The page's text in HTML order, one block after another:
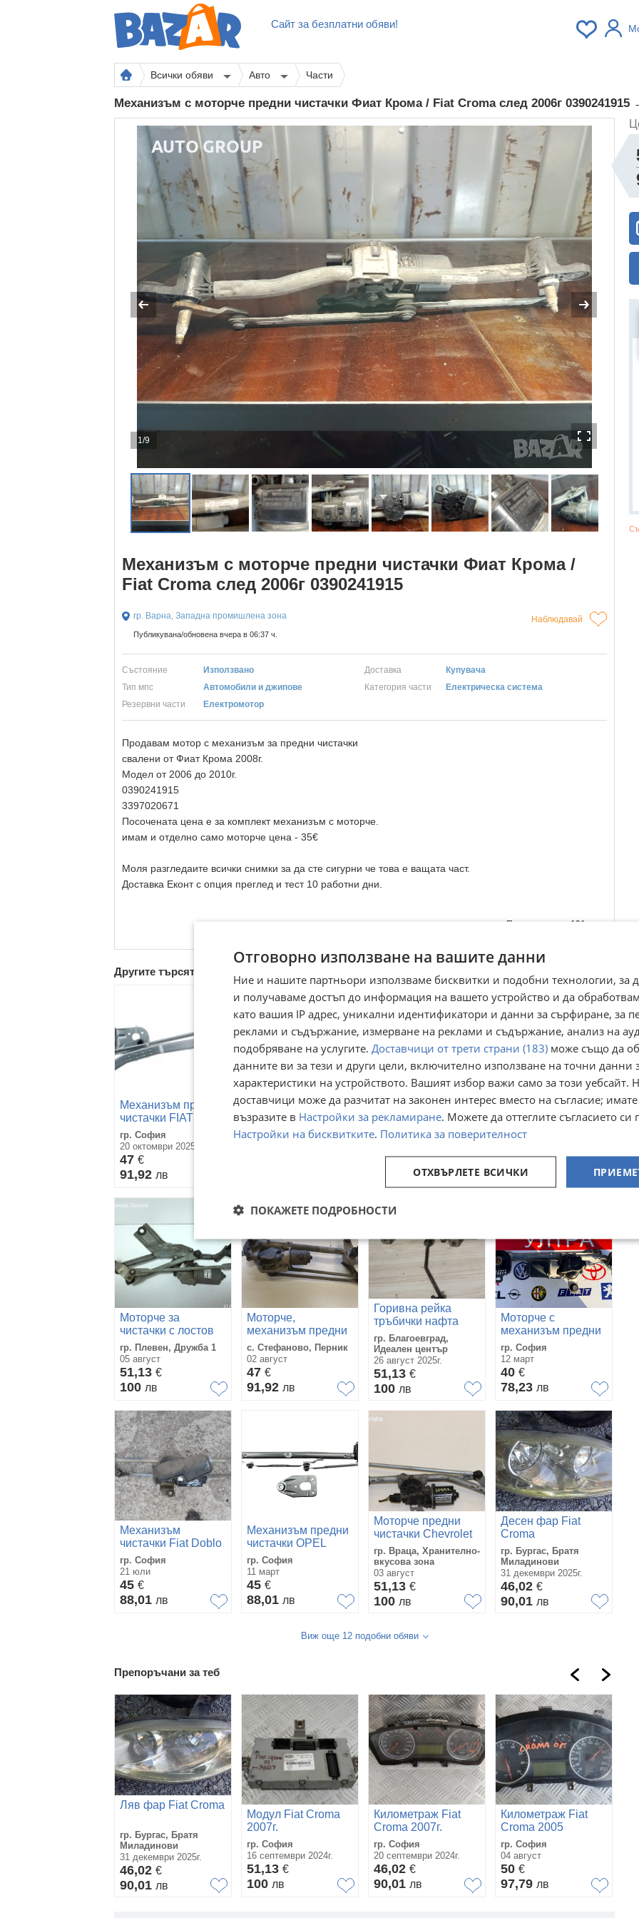
Сайт за безплатни обяви!
Всички обяви Авто Части
Механизъм с моторче предни чистачки Фиат Крома / Fiat Croma след 2006г
1/9
Механизъм с моторче предни чистачки Фиат Крома /
Fiat Croma след 2006г 0390241915
гр. Варна, Западна промишлена зона Наблюдавай
Публикувана/обновена вчера в 06:37 ч.
Състояние Използвано Доставка
Купувача
Тип мпс
Автомобили и джипове Категория части
Електрическа система
Резервни части
Електромотор
Продавам мотор с механизъм зa предни чистачки
свалени от Фиат Крома 2008г.
Модел от 2006 до 2010г.
0390241915
3397020671
Посочената цена е за комплект механизъм с моторче.
имам и отделно само моторче цена - 35€
Моля разгледаите всички снимки за да сте сигурни че това е ващата част.
Доставка Еконт с опция преглед и тест 10 работни дни.
Преглеждания: 131
Другите търсят също
Механизъм предни
чистачки FIAT
SEICENTO 1997-
9949250
гр. София
20 октомври 2025г.
47 €
91,92 лв
Моторче предни
чистачки Fiat
Ducato 1988
TGE567B
гр. София
Моторче с
механизъм предни
чистачки KIA
гр. София
41,67€
лв
0390241540
моторче с
механизъм предни
207
гр. София
40€
78,23
Моторче за
чистачки с лостов
механизъм за Фиат
Пунто Fiat Punto
Evo 404978
гр. Плевен, Дружба 1
05 август
51,13 €
100 лв
Моторче,
механизъм предни
чистачки хонда
акорд 2.4
с. Стефаново, Перник
02 август
47 €
91,92 лв
Горивна рейка
тръбички нафта
Фиат Крома 1.9jtd
150ks Fiat Croma
2008 0445214058
гр. Благоевград,
Идеален център
26 август 2025г.
51,13 €
100 лв
Моторче с
механизъм предни
чистачки
MITSUBISHI
SPACE STAR 2015
гр. София
12 март
40 €
78,23 лв
Механизъм
чистачки Fiat Doblo
2008 64343499
гр. София
21 юли
45 €
88,01 лв
Механизъм предни
чистачки OPEL
COMBO D
2009-,FIAT DOBLO
2009- 51810592
гр. София
11 март
45 €
88,01 лв
Моторче предни
чистачки Chevrolet
Spark (2010-2015г.)
механизъм
чистачки 96843281
гр. Враца, Хранително-
вкусова зона
03 август
51,13 €
100 лв
Десен фар Fiat
Croma
гр. Бургас, Братя
Миладинови
31 декември 2025г.
46,02 €
90,01 лв
Виж още 12 подобни обяви
Препоръчани за теб
Ляв фар Fiat Croma
гр. Бургас, Братя
Миладинови
31 декември 2025г.
46,02 €
90,01 лв
Модул Fiat Croma
2007г.
гр. София
16 септември 2024г.
51,13 €
100 лв
Километраж Fiat
Croma 2007г.
гр. София
20 септември 2024г.
46,02 €
90,01 лв
Километраж Fiat
Croma 2005
гр. София
04 август
50 €
97,79 лв
Отговорно използване на вашите данни
Ние и нашите партньори използваме бисквитки и подобни технологии, за
и получаваме достъп до информация на вашето устройство и да
като вашия IP адрес, уникални идентификатори и данни за сърфиране, за
реклами и съдържание, измерване на реклами и съдържание, анализ на
подобряване на услугите. Доставчици от трети страни (183) може също да
данните ви за тези и други цели, включително използване на точни данни
характеристики на устройството. Вашият избор важи само за този уебсайт.
доставчици може да разчитат на законен интерес вместо на съгласие;
възразите в Настройки за рекламиране. Можете да оттеглите съгласието си
Настройки на бисквитките. Политика за поверителност
ОТХВЪРЛЕТЕ ВСИЧКИ
ПОКАЖЕТЕ ПОДРОБНОСТИ